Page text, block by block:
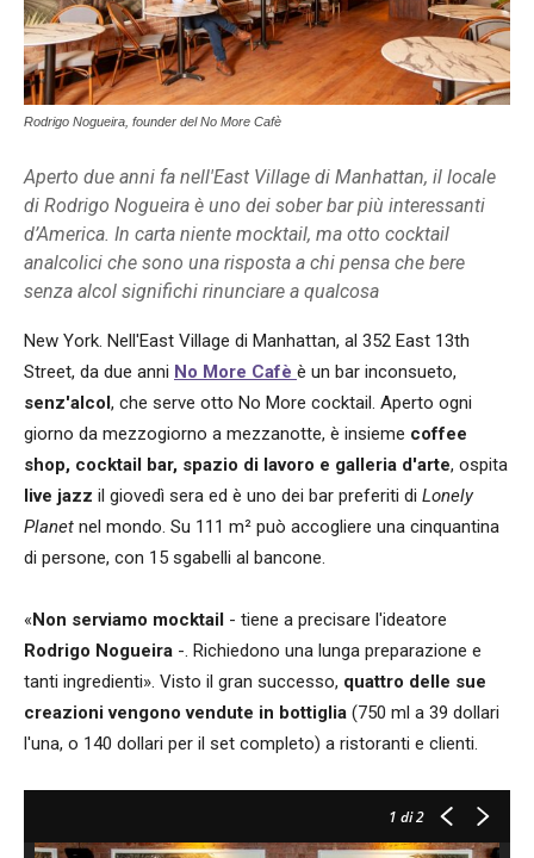
Rodrigo Nogueira, founder del No More Cafè
Aperto due anni fa nell'East Village di Manhattan, il locale
di Rodrigo Nogueira è uno dei sober bar più interessanti
d’America. In carta niente mocktail, ma otto cocktail
analcolici che sono una risposta a chi pensa che bere
senza alcol significhi rinunciare a qualcosa
New York. Nell'East Village di Manhattan, al 352 East 13th
Street, da due anni No More Cafè è un bar inconsueto,
senz'alcol, che serve otto No More cocktail. Aperto ogni
giorno da mezzogiorno a mezzanotte, è insieme coffee
shop, cocktail bar, spazio di lavoro e galleria d'arte, ospita
live jazz il giovedì sera ed è uno dei bar preferiti di Lonely
Planet nel mondo. Su 111 m² può accogliere una cinquantina
di persone, con 15 sgabelli al bancone.
«Non serviamo mocktail - tiene a precisare l'ideatore
Rodrigo Nogueira -. Richiedono una lunga preparazione e
tanti ingredienti». Visto il gran successo, quattro delle sue
creazioni vengono vendute in bottiglia (750 ml a 39 dollari
l'una, o 140 dollari per il set completo) a ristoranti e clienti.
1 di 2